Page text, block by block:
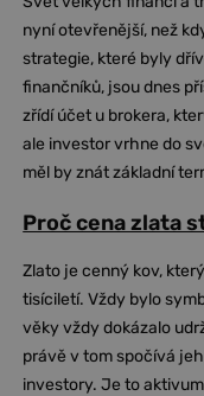
nyní otevřenější, než
strategie, které byly
finančníků, jsou dnes
zřídí účet u brokera,
ale investor vrhne do
měl by znát základní
Proč cena zlata
Zlato je cenný kov,
tisíciletí. Vždy bylo
věky vždy dokázalo
právě v tom spočívá
investory. Je to